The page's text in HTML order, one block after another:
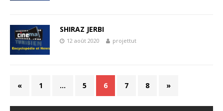
SHIRAZ JERBI
12 août 2020 projettut
« 1 … 5 6 7 8 »